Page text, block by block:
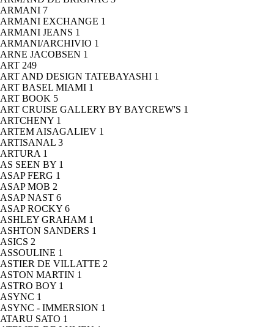
ARMANI 7
ARMANI EXCHANGE 1
ARMANI JEANS 1
ARMANI/ARCHIVIO 1
ARNE JACOBSEN 1
ART 249
ART AND DESIGN TATEBAYASHI 1
ART BASEL MIAMI 1
ART BOOK 5
ART CRUISE GALLERY BY BAYCREW'S 1
ARTCHENY 1
ARTEM AISAGALIEV 1
ARTISANAL 3
ARTURA 1
AS SEEN BY 1
ASAP FERG 1
ASAP MOB 2
ASAP NAST 6
ASAP ROCKY 6
ASHLEY GRAHAM 1
ASHTON SANDERS 1
ASICS 2
ASSOULINE 1
ASTIER DE VILLATTE 2
ASTON MARTIN 1
ASTRO BOY 1
ASYNC 1
ASYNC - IMMERSION 1
ATARU SATO 1